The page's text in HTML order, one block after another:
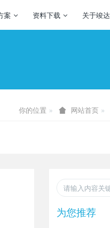
案 资料下载 关于竣达
你的位置 网站首页
为您推荐